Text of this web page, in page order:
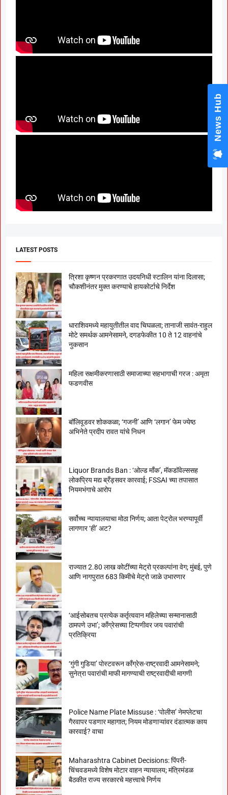
LATEST POSTS
त्रिशा कृष्णन प्रकरणात उदयनिधी स्टालिन यांना दिलासा;
चौकशीनंतर मुक्त करण्याचे हायकोर्टाचे निर्देश
धाराशिवमध्ये महायुतीतील वाद चिघळला; तानाजी सावंत-राहुल
मोटे समर्थक आमनेसामने, दगडफेकीत 10 ते 12 वाहनांचे
नुकसान
महिला सक्षमीकरणासाठी समाजाच्या सहभागाची गरज : अमृता
फडणवीस
बॉलिवूडवर शोककळा; ‘गजनी’ आणि ‘लगान’ फेम ज्येष्ठ
अभिनेते प्रदीप रावत यांचे निधन
Liquor Brands Ban : ‘ओल्ड मॉंक’, मॅकडॉवेल्ससह
लोकप्रिय मद्य ब्रँड्सवर कारवाई; FSSAI च्या तपासात
नियमभंगाचे आरोप
सर्वोच्च न्यायालयाचा मोठा निर्णय; आता पेट्रोल भरण्यापूर्वी
लागणार ‘ही’ अट?
राज्यात 2.80 लाख कोटींच्या मेट्रो प्रकल्पांना वेग; मुंबई, पुणे
आणि नागपुरात 683 किमीचे मेट्रो जाळे उभारणार
‘आईसोबतच प्रत्येक कर्तृत्ववान महिलेच्या सन्मानासाठी
ठामपणे उभा’; काँग्रेसच्या टिप्पणीवर जय पवारांची
प्रतिक्रिया
‘गुंगी गुडिया’ पोस्टवरून काँग्रेस-राष्ट्रवादी आमनेसामने;
सुनेत्रा पवारांची माफी मागण्याची राष्ट्रवादीची मागणी
Police Name Plate Missuse : ‘पोलीस’ नेमप्लेटचा
गैरवापर पडणार महागात; नियम मोडणाऱ्यांवर दंडात्मक काय
कारवाई? वाचा
Maharashtra Cabinet Decisions: पिंपरी-
चिंचवडमध्ये विशेष मोटार वाहन न्यायालय; मंत्रिमंडळ
बैठकीत राज्य सरकारचे महत्त्वाचे निर्णय
News Hub